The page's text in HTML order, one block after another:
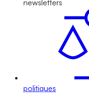
newsletters
politiques